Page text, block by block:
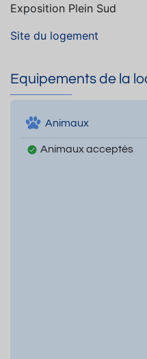
Exposition Plein Sud
Site du logement
Equipements de la
Animaux
Animaux acceptés